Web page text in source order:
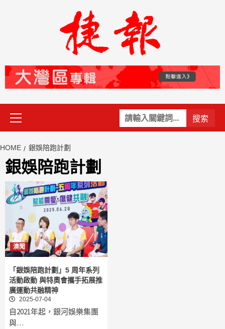
關
鍵
Primary
Menu
HOME 銀娛陪跑計劃
銀娛陪跑計劃
澳聞
「銀娛陪跑計劃」5 周年系列
活動啟動 與特奧會攜手拓展推
廣運動共融精神
2025-07-04
自2021年起，銀河娛樂集團
與…